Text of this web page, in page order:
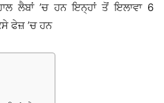
ਲੈਬਾਂ ’ਚ ਹਨ ਇਨ੍ਹਾਂ ਤੋਂ ਇਲਾਵਾ 6
ਫੇਜ਼ ’ਚ ਹਨ